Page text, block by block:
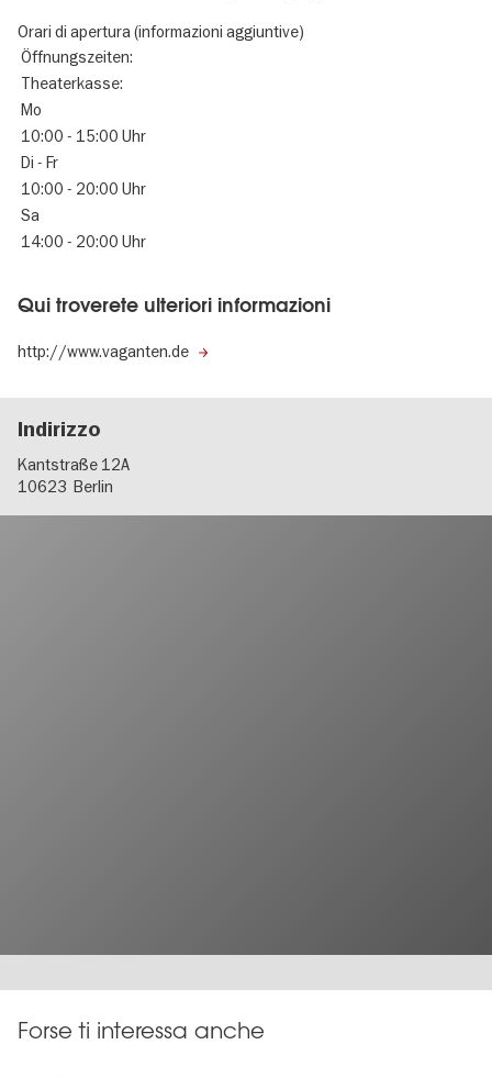
Orari di apertura (informazioni aggiuntive)
Öffnungszeiten:
Theaterkasse:
Mo
10:00 - 15:00 Uhr
Di - Fr
10:00 - 20:00 Uhr
Sa
14:00 - 20:00 Uhr
Qui troverete ulteriori informazioni
http://www.vaganten.de
Indirizzo
Kantstraße 12A
10623 Berlin
Forse ti interessa anche